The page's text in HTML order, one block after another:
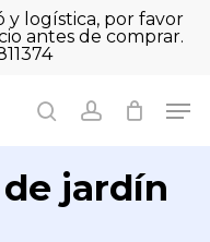
y logística, por favor
antes de comprar.
searchaccount
Close
jardín
Close